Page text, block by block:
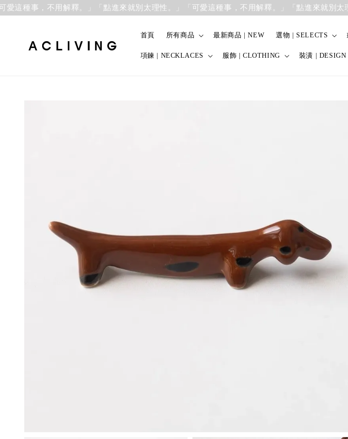
事，不用解釋。」「點進來就別太理性。」「可愛這種事，不用解釋。」「點進來就別太理性
首頁 所有商品 最新商品 | NEW 選物 | SELECTS
項鍊 | NECKLACES 服飾 | CLOTHING 裝潢 | DESIGN